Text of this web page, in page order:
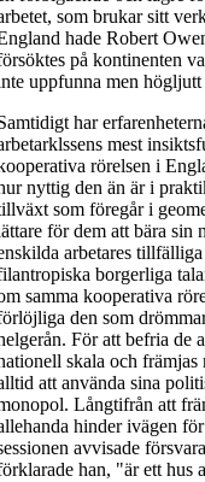
som brukar sitt
hade Robert
på kontinenten
uppfunna men
har
mest
rörelsen i
nyttig den än är i
som föregår i
för dem att bära sin
arbetares
borgerliga
samma kooperativa
den som
För att befria de
skala och
att använda sina
Långtifrån att
hinder ivägen
avvisade
han, "är ett hus